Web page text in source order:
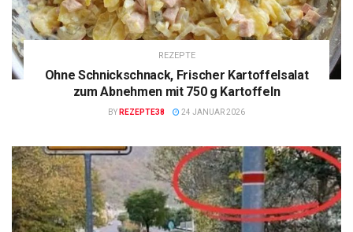
REZEPTE
Ohne Schnickschnack, Frischer Kartoffelsalat
zum Abnehmen mit 750 g Kartoffeln
BY REZEPTE38 24 JANUAR 2026